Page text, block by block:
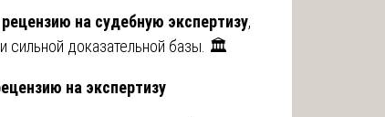
рецензию на судебную экспертизу,
сильной доказательной базы. 🏛️
на экспертизу